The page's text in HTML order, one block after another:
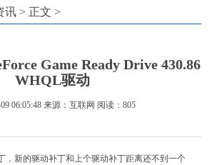
讯 > 正文 >
Game Ready Drive 430.86
WHQL驱动
06:05:48 来源：互联网 阅读：805
，新的驱动补丁和上个驱动补丁距离还不到一个